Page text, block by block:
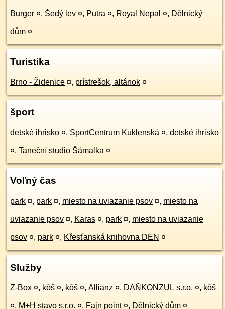
Burger ¤, Šedý lev ¤, Putra ¤, Royal Nepal ¤, Dělnický
dům ¤
Turistika
Brno - Židenice ¤, prístrešok, altánok ¤
šport
detské ihrisko ¤, SportCentrum Kuklenská ¤, detské ihrisko
¤, Taneční studio Šámalka ¤
Voľný čas
park ¤, park ¤, miesto na uviazanie psov ¤, miesto na
uviazanie psov ¤, Karas ¤, park ¤, miesto na uviazanie
psov ¤, park ¤, Křesťanská knihovna DEN ¤
Služby
Z-Box ¤, kôš ¤, kôš ¤, Allianz ¤, DAŇKONZUL s.r.o. ¤, kôš
¤, M+H stavo s.r.o. ¤, Fajn point ¤, Dělnický dům ¤